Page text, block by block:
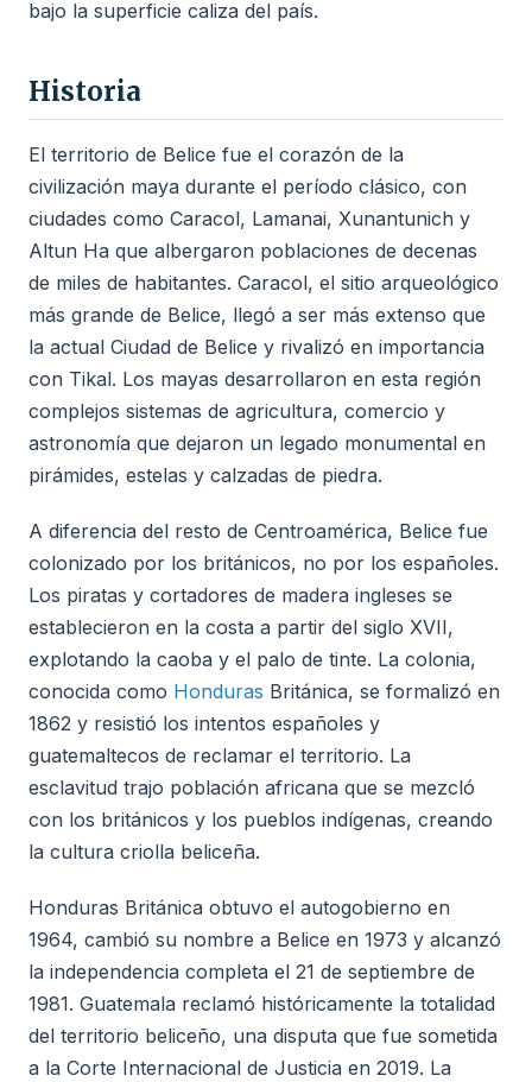
bajo la superficie caliza del país.
Historia
El territorio de Belice fue el corazón de la
civilización maya durante el período clásico, con
ciudades como Caracol, Lamanai, Xunantunich y
Altun Ha que albergaron poblaciones de decenas
de miles de habitantes. Caracol, el sitio arqueológico
más grande de Belice, llegó a ser más extenso que
la actual Ciudad de Belice y rivalizó en importancia
con Tikal. Los mayas desarrollaron en esta región
complejos sistemas de agricultura, comercio y
astronomía que dejaron un legado monumental en
pirámides, estelas y calzadas de piedra.
A diferencia del resto de Centroamérica, Belice fue
colonizado por los británicos, no por los españoles.
Los piratas y cortadores de madera ingleses se
establecieron en la costa a partir del siglo XVII,
explotando la caoba y el palo de tinte. La colonia,
conocida como Honduras Británica, se formalizó en
1862 y resistió los intentos españoles y
guatemaltecos de reclamar el territorio. La
esclavitud trajo población africana que se mezcló
con los británicos y los pueblos indígenas, creando
la cultura criolla beliceña.
Honduras Británica obtuvo el autogobierno en
1964, cambió su nombre a Belice en 1973 y alcanzó
la independencia completa el 21 de septiembre de
1981. Guatemala reclamó históricamente la totalidad
del territorio beliceño, una disputa que fue sometida
a la Corte Internacional de Justicia en 2019. La